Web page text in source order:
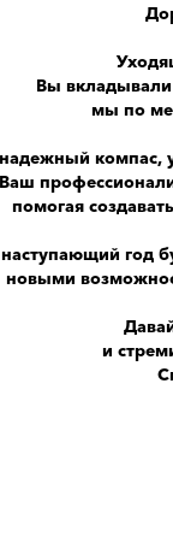
Вы
мы по
компас,
Ваш
помогая
наступающий год
новыми
и